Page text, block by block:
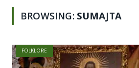
BROWSING: SUMAJTA
FOLKLORE